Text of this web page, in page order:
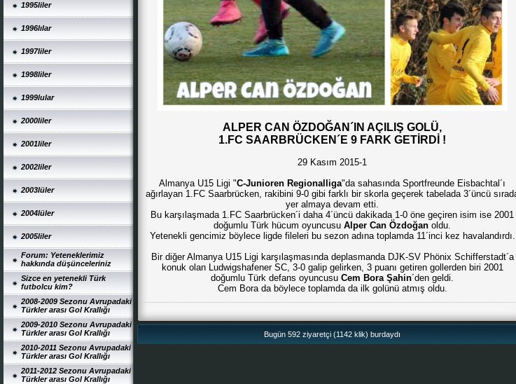
1995liler
1996lılar
1997liler
1998liler
1999lular
2000liler
2001liler
2002liler
2003lüler
2004lüler
2005liler
Forum: Yeteneklerimiz
hakkında düşünceleriniz
Sizce en yetenekli Türk
futbolcu kim?
2008-2009 Sezonu Avrupadaki
Türkler arası Gol Krallığı
2009-2010 Sezonu Avrupadaki
Türkler arası Gol Krallığı
2010-2011 Sezonu Avrupadaki
Türkler arası Gol Krallığı
2011-2012 Sezonu Avrupadaki
Türkler arası Gol Krallığı
ALPER CAN ÖZDOĞAN´IN AÇILIŞ GOLÜ,
1.FC SAARBRÜCKEN´E 9 FARK GETİRDİ !
29 Kasım 2015-1
Almanya U15 Ligi "C-Junioren Regionalliga"da sahasında Sportfreunde Eisbachtal´ı
ağırlayan 1.FC Saarbrücken, rakibini 9-0 gibi farklı bir skorla geçerek tabelada 3´üncü
yer almaya devam etti.
Bu karşılaşmada 1.FC Saarbrücken´i daha 4´üncü dakikada 1-0 öne geçiren isim ise 2001
doğumlu Türk hücum oyuncusu Alper Can Özdoğan oldu.
Yetenekli gencimiz böylece ligde fileleri bu sezon adına toplamda 11´inci kez havalandırdı.
Bir diğer Almanya U15 Ligi karşılaşmasında deplasmanda DJK-SV Phönix Schifferstadt´a
konuk olan Ludwigshafener SC, 3-0 galip gelirken, 3 puanı getiren gollerden biri 2001
doğumlu Türk defans oyuncusu Cem Bora Şahin´den geldi.
Cem Bora da böylece toplamda da ilk golünü atmış oldu.
Bugün 592 ziyaretçi (1142 klik) burdaydı